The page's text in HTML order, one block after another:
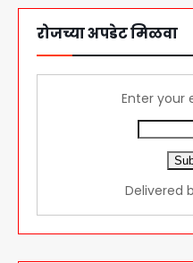
रोजच्या अपडेट मिळवा
Enter your
Delivered